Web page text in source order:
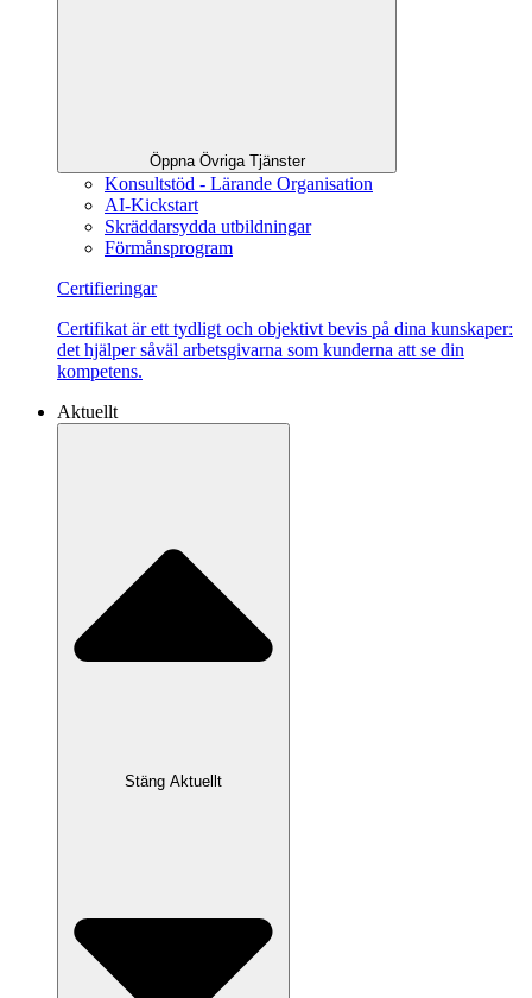
Öppna Övriga Tjänster
Konsultstöd - Lärande Organisation
AI-Kickstart
Skräddarsydda utbildningar
Förmånsprogram
Certifieringar
Certifikat är ett tydligt och objektivt bevis på dina kunskaper:
det hjälper såväl arbetsgivarna som kunderna att se din
kompetens.
Aktuellt
Stäng Aktuellt